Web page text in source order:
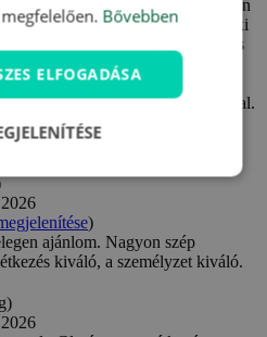
a medencék környéke is ragyogóan
a kedves fiatal pincért, aki
pogácsákat kínált. Nagyon kedves
valamint az azt megelőző
és a szép műsor nagy
is szuper volt vidám műsorával.
kellemes visegrádi nyaralásért
a családjával
)
ajánlom. Nagyon szép
kiváló, a személyzet kiváló.
Bővebben
ELFOGADÁSA